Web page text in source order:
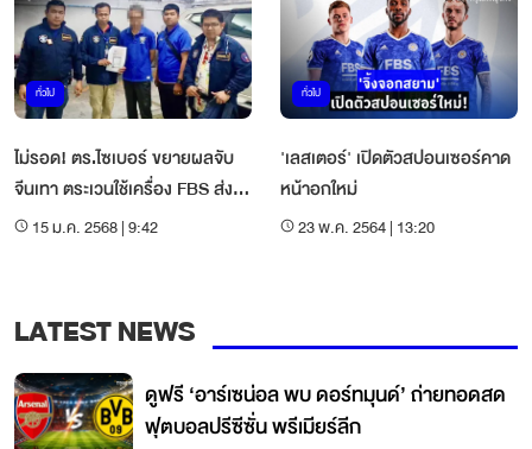
ทั่วไป
ไม่รอด! ตร.ไซเบอร์ ขยายผลจับ
จีนเทา ตระเวนใช้เครื่อง FBS ส่ง
SMS แนบลิงก์ปลอม
15 ม.ค. 2568 | 9:42
ทั่วไป
'เลสเตอร์' เปิดตัวสปอนเซอร์คาด
หน้าอกใหม่
23 พ.ค. 2564 | 13:20
LATEST NEWS
ดูฟรี ‘อาร์เซน่อล พบ ดอร์ทมุนด์’ ถ่ายทอดสด
ฟุตบอลปรีซีซั่น พรีเมียร์ลีก